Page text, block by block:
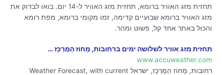
תחזית מזג האוויר ברומא, תחזית מזג האוויר ל-14 יום. בואו לבדוק את
מזג האוויר ברומא שבועיים קדימה, זמו מקומי ברומא, מפת רומא
והכול באתר אחד קל, פשוט ומהר.
תחזית מזג אוויר לשלושה ימים ברחובות, מָחוֹז הַמֶרְכָּז …
www.accuweather.com
רחובות, מָחוֹז הַמֶרְכָּז, ישראל Weather Forecast, with current